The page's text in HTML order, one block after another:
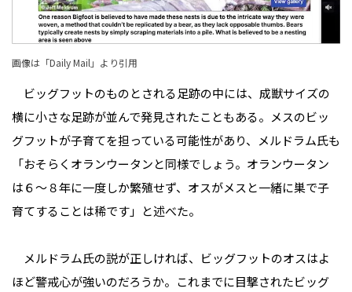
画像は「Daily Mail 」より引用
ビッグフットのものとされる足跡の中には、成獣サイズの
横に小さな足跡が並んで発見されたこともある。メスのビッ
グフットが子育てを担っている可能性があり、メルドラム氏も
「おそらくオランウータンと同様でしょう。オランウータン
は６～８年に一度しか繁殖せず、オスがメスと一緒に巣で子
育てすることは稀です」と述べた。
メルドラム氏の説が正しければ、ビッグフットのオスはよ
ほど警戒心が強いのだろうか。これまでに目撃されたビッグ